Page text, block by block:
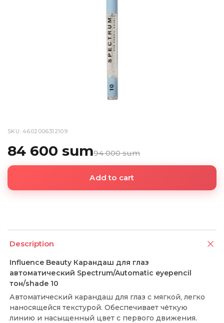
SKU: 4602006312109
84 600 sum94 000 sum
Add to cart
Description
Influence Beauty Карандаш для глаз
автоматический Spectrum/Automatic eyepencil
тон/shade 10
Автоматический карандаш для глаз с мягкой, легко
наносящейся текстурой. Обеспечивает чёткую
линию и насыщенный цвет с первого движения.